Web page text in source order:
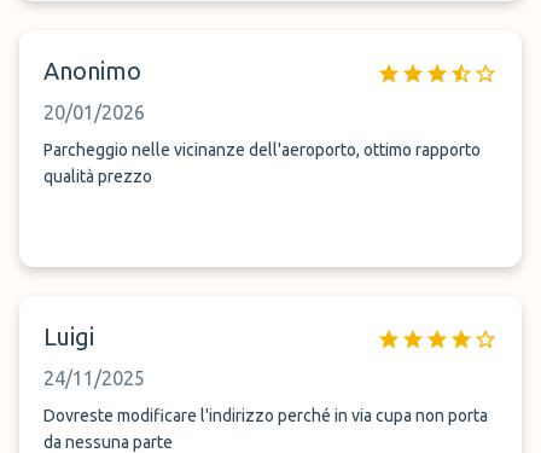
Anonimo
20/01/2026
Parcheggio nelle vicinanze dell'aeroporto, ottimo rapporto
qualità prezzo
Luigi
24/11/2025
Dovreste modificare l'indirizzo perché in via cupa non porta
da nessuna parte